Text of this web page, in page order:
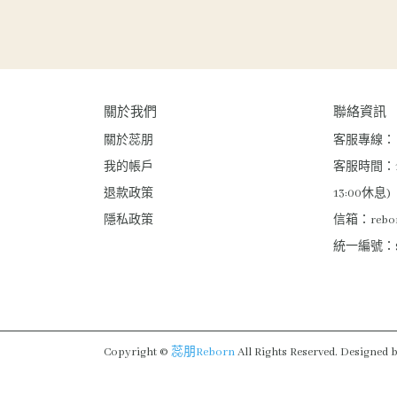
關於我們
關於蕊朋
我的帳戶
退款政策
隱私政策
聯絡資訊
客服專線：
客服時間：
13:00休息)
信箱：
統一編號：
Copyright © 蕊朋RebornAll Rights Reserved. Designed